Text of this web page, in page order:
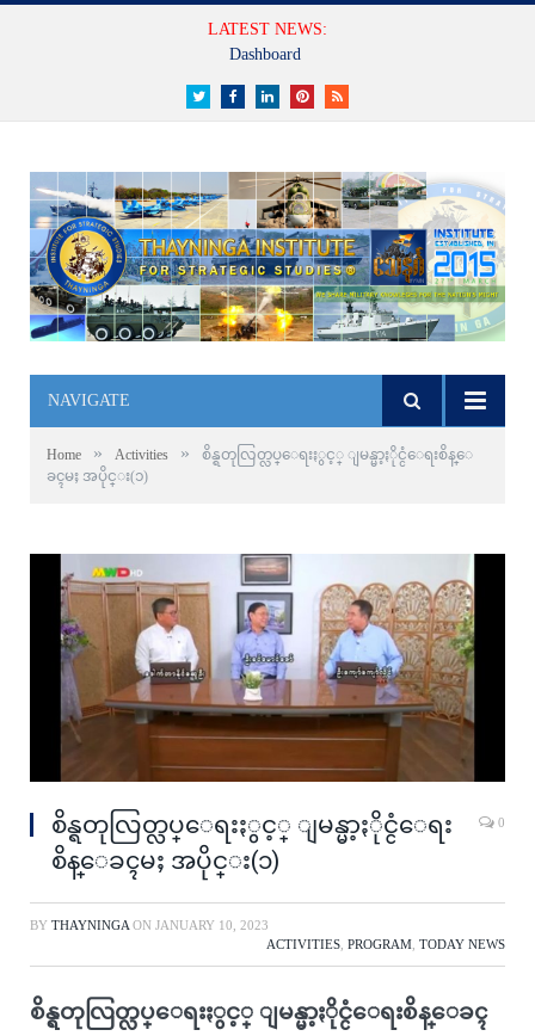
LATEST NEWS:
Dashboard
TwitterFacebookLinkedInPinterestRSS
NAVIGATE
Home » Activities »
စိန္ရတုလြတ္လပ္ေရးႏွင့္ ျမန္မာ့ႏိုင္ငံေရးစိန္ေ
ခၚမႈ အပိုင္း(၁)
စိန္ရတုလြတ္လပ္ေရးႏွင့္ ျမန္မာ့ႏိုင္ငံေရး
စိန္ေခၚမႈ အပိုင္း(၁)
0
BY THAYNINGA ON JANUARY 10, 2023
ACTIVITIES PROGRAM TODAY NEWS
စိန္ရတုလြတ္လပ္ေရးႏွင့္ ျမန္မာ့ႏိုင္ငံေရးစိန္ေခၚ